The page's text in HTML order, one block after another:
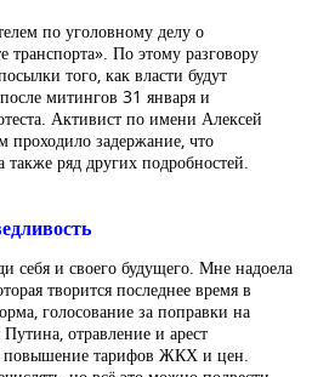
по уголовному делу о
транспорта». По этому разговору
того, как власти будут
митингов 31 января и
Активист по имени Алексей
проходило задержание, что
также ряд других подробностей.
себя и своего будущего. Мне надоела
творится последнее время в
голосование за поправки на
отравление и арест
повышение тарифов ЖКХ и цен.